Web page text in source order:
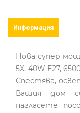
Информация
Нова супер
5X, 40W Е27,
Спестява,
Вашия дом
нагласете